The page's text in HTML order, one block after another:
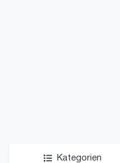
Kategorien